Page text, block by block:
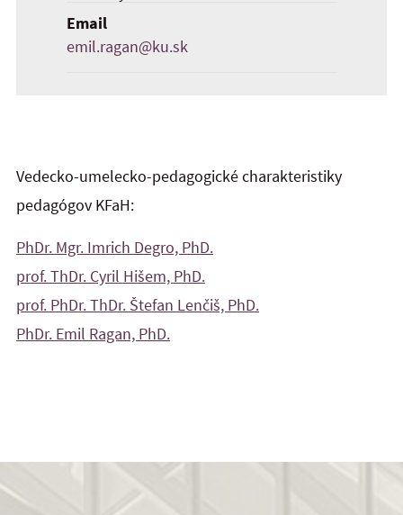
Email
emil.ragan@ku.sk
Vedecko-umelecko-pedagogické charakteristiky
pedagógov KFaH:
PhDr. Mgr. Imrich Degro, PhD.
prof. ThDr. Cyril Hišem, PhD.
prof. PhDr. ThDr. Štefan Lenčiš, PhD.
PhDr. Emil Ragan, PhD.